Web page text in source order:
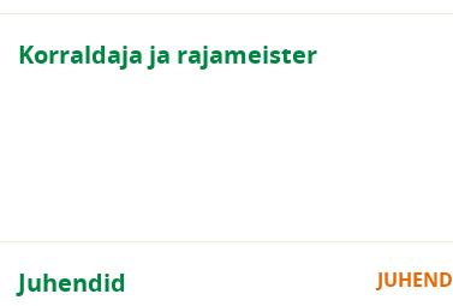
Korraldaja ja rajameister
Juhendid JUHEND